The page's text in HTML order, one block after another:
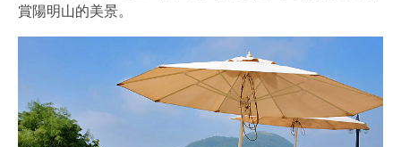
賞陽明山的美景。